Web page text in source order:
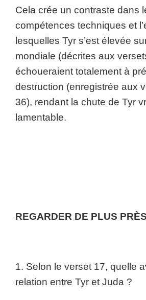
Cela crée un contraste dans
compétences techniques et
lesquelles Tyr s’est élevée
mondiale (décrites aux
échoueraient totalement à
destruction (enregistrée aux
36), rendant la chute de Tyr
lamentable.
REGARDER DE PLUS PRÈS
1. Selon le verset 17, quelle
relation entre Tyr et Juda ?